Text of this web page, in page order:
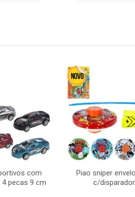
com
pecas 9 cm
Piao sniper
c/disparador